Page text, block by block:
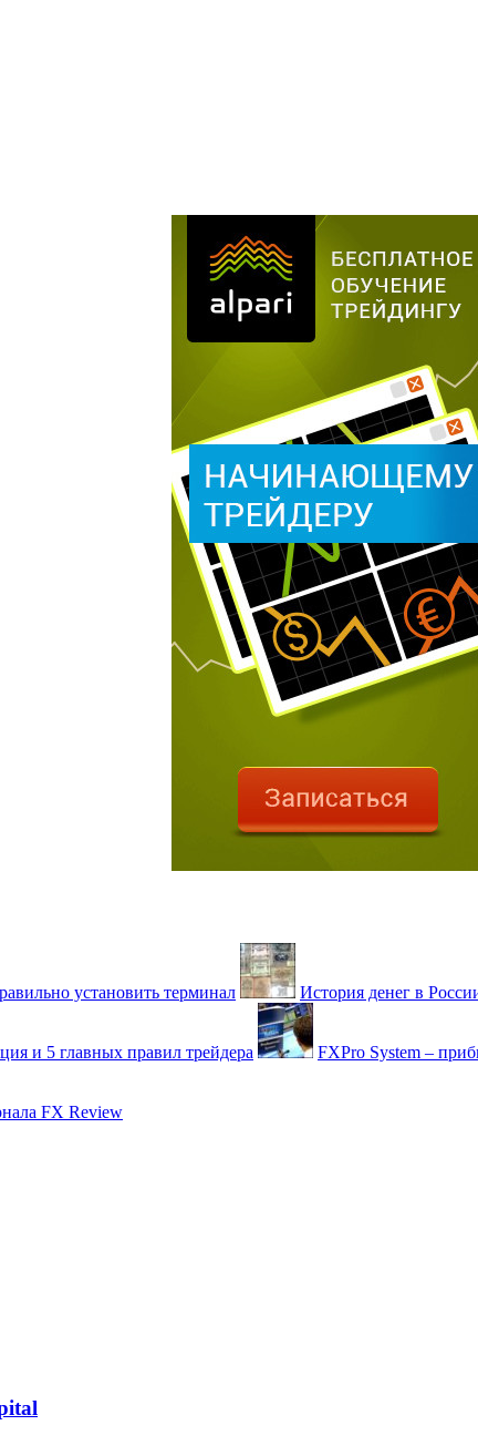
установить терминал История денег в
и 5 главных правил трейдера FXPro System –
FX Review